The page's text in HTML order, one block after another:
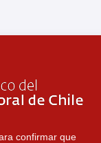
confirmar que